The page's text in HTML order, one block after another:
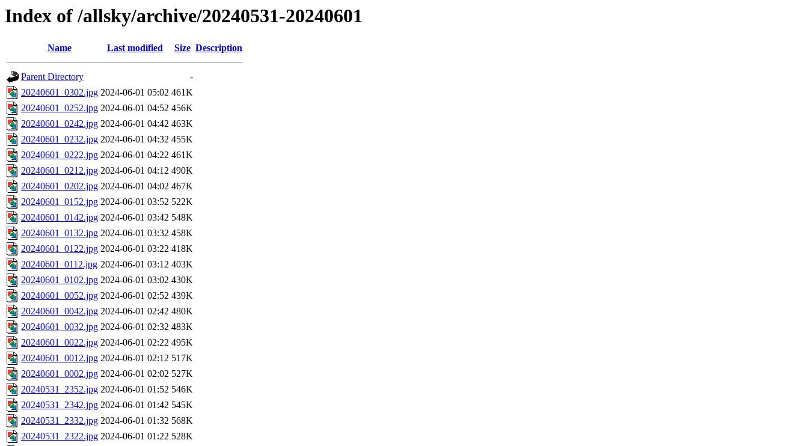
Index of /allsky/archive/20240531-20240601
Name Last modified Size Description
Parent Directory
-
20240601_0302.jpg 2024-06-01 05:02 461K
20240601_0252.jpg 2024-06-01 04:52 456K
20240601_0242.jpg 2024-06-01 04:42 463K
20240601_0232.jpg 2024-06-01 04:32 455K
20240601_0222.jpg 2024-06-01 04:22 461K
20240601_0212.jpg 2024-06-01 04:12 490K
20240601_0202.jpg 2024-06-01 04:02 467K
20240601_0152.jpg 2024-06-01 03:52 522K
20240601_0142.jpg 2024-06-01 03:42 548K
20240601_0132.jpg 2024-06-01 03:32 458K
20240601_0122.jpg 2024-06-01 03:22 418K
20240601_0112.jpg 2024-06-01 03:12 403K
20240601_0102.jpg 2024-06-01 03:02 430K
20240601_0052.jpg 2024-06-01 02:52 439K
20240601_0042.jpg 2024-06-01 02:42 480K
20240601_0032.jpg 2024-06-01 02:32 483K
20240601_0022.jpg 2024-06-01 02:22 495K
20240601_0012.jpg 2024-06-01 02:12 517K
20240601_0002.jpg 2024-06-01 02:02 527K
20240531_2352.jpg 2024-06-01 01:52 546K
20240531_2342.jpg 2024-06-01 01:42 545K
20240531_2332.jpg 2024-06-01 01:32 568K
20240531_2322.jpg 2024-06-01 01:22 528K